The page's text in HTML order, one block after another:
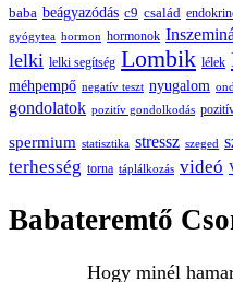
baba beágyazódás c9 család
gyógytea hormon hormonok
lelki lelki segítség Lombik lélek
méhpempő negatív teszt nyugalom
gondolatok pozitív gondolkodás
spermium statisztika stressz szeged
terhesség torna táplálkozás videó
Babateremtő
Hogy minél